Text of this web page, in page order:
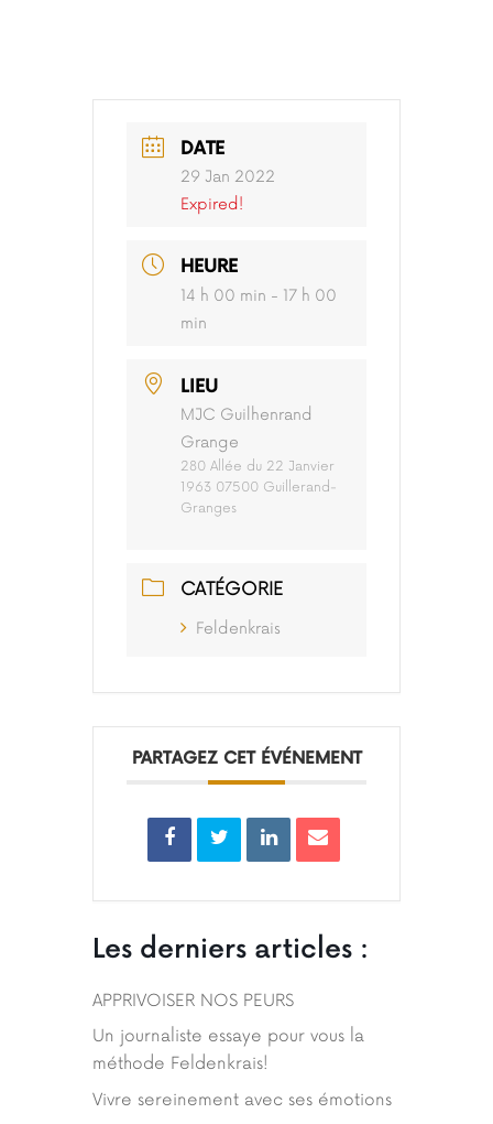
DATE
29 Jan 2022
Expired!
HEURE
14 h 00 min - 17 h 00
min
LIEU
MJC Guilhenrand
Grange
280 Allée du 22 Janvier
1963 07500 Guillerand-
Granges
CATÉGORIE
Feldenkrais
PARTAGEZ CET ÉVÉNEMENT
Les derniers articles :
APPRIVOISER NOS PEURS
Un journaliste essaye pour vous la
méthode Feldenkrais!
Vivre sereinement avec ses émotions